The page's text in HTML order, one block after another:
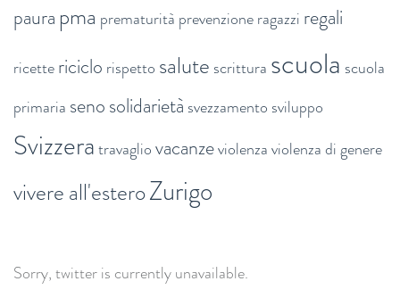
paura pma prematurità prevenzioneragazzi regali
ricettericiclo rispetto salute scrittura scuola scuola
primaria senosolidarietà svezzamento sviluppo
Svizzeratravagliovacanzeviolenzaviolenza di genere
vivere all'esteroZurigo
Sorry, twitter is currently unavailable.